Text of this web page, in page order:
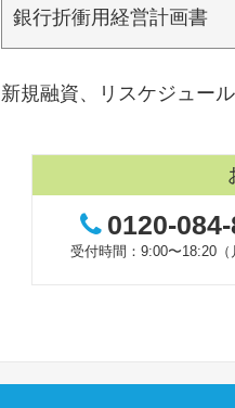
銀行折衝用経営計画書
新規融資、リスケジュー
0120-
受付時間：9:00〜18:20（